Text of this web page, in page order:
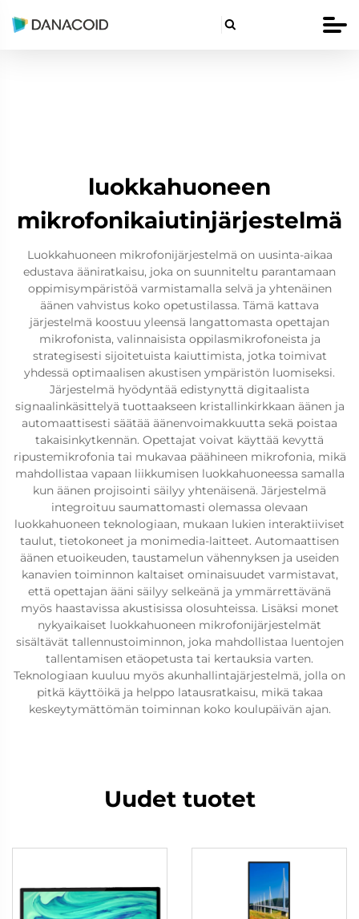

luokkahuoneen
mikrofonikaiutinjärjestelmä
Luokkahuoneen mikrofonijärjestelmä on uusinta-aikaa
edustava ääniratkaisu, joka on suunniteltu parantamaan
oppimisympäristöä varmistamalla selvä ja yhtenäinen
äänen vahvistus koko opetustilassa. Tämä kattava
järjestelmä koostuu yleensä langattomasta opettajan
mikrofonista, valinnaisista oppilasmikrofoneista ja
strategisesti sijoitetuista kaiuttimista, jotka toimivat
yhdessä optimaalisen akustisen ympäristön luomiseksi.
Järjestelmä hyödyntää edistynyttä digitaalista
signaalinkäsittelyä tuottaakseen kristallinkirkkaan äänen ja
automaattisesti säätää äänenvoimakkuutta sekä poistaa
takaisinkytkennän. Opettajat voivat käyttää kevyttä
ripustemikrofonia tai mukavaa päähineen mikrofonia, mikä
mahdollistaa vapaan liikkumisen luokkahuoneessa samalla
kun äänen projisointi säilyy yhtenäisenä. Järjestelmä
integroituu saumattomasti olemassa olevaan
luokkahuoneen teknologiaan, mukaan lukien interaktiiviset
taulut, tietokoneet ja monimedia-laitteet. Automaattisen
äänen etuoikeuden, taustamelun vähennyksen ja useiden
kanavien toiminnon kaltaiset ominaisuudet varmistavat,
että opettajan ääni säilyy selkeänä ja ymmärrettävänä
myös haastavissa akustisissa olosuhteissa. Lisäksi monet
nykyaikaiset luokkahuoneen mikrofonijärjestelmät
sisältävät tallennustoiminnon, joka mahdollistaa luentojen
tallentamisen etäopetusta tai kertauksia varten.
Teknologiaan kuuluu myös akunhallintajärjestelmä, jolla on
pitkä käyttöikä ja helppo latausratkaisu, mikä takaa
keskeytymättömän toiminnan koko koulupäivän ajan.
Uudet tuotet